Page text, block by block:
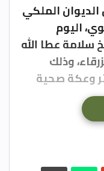
– زار رئيس الديوان الملكي
اليوم
سلامة عطا الله
وذلك
وعكة صحية
وتمنيات